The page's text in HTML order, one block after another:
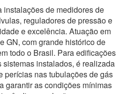
instalações de medidores de
reguladores de pressão e
e excelência. Atuação em
GN, com grande histórico de
todo o Brasil. Para edificações
sistemas instalados, é realizada
perícias nas tubulações de gás
garantir as condições mínimas